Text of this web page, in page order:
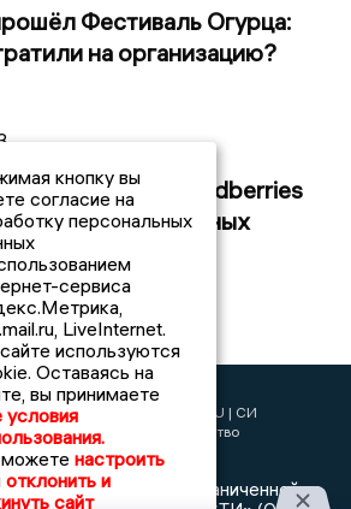
Фестиваль Огурца:
на организацию?
на складе Wildberries
тысяч квадратных
2017 © NEWSVLADIMIR.RU | СИ
«Информационное агентство
Владимирские новости»
Общество с ограниченной
кнопку вы
согласие на
персональных
сервиса
LiveInternet.
используются
Оставаясь на
вы принимаете
условия
настроить
отклонить и
сайт